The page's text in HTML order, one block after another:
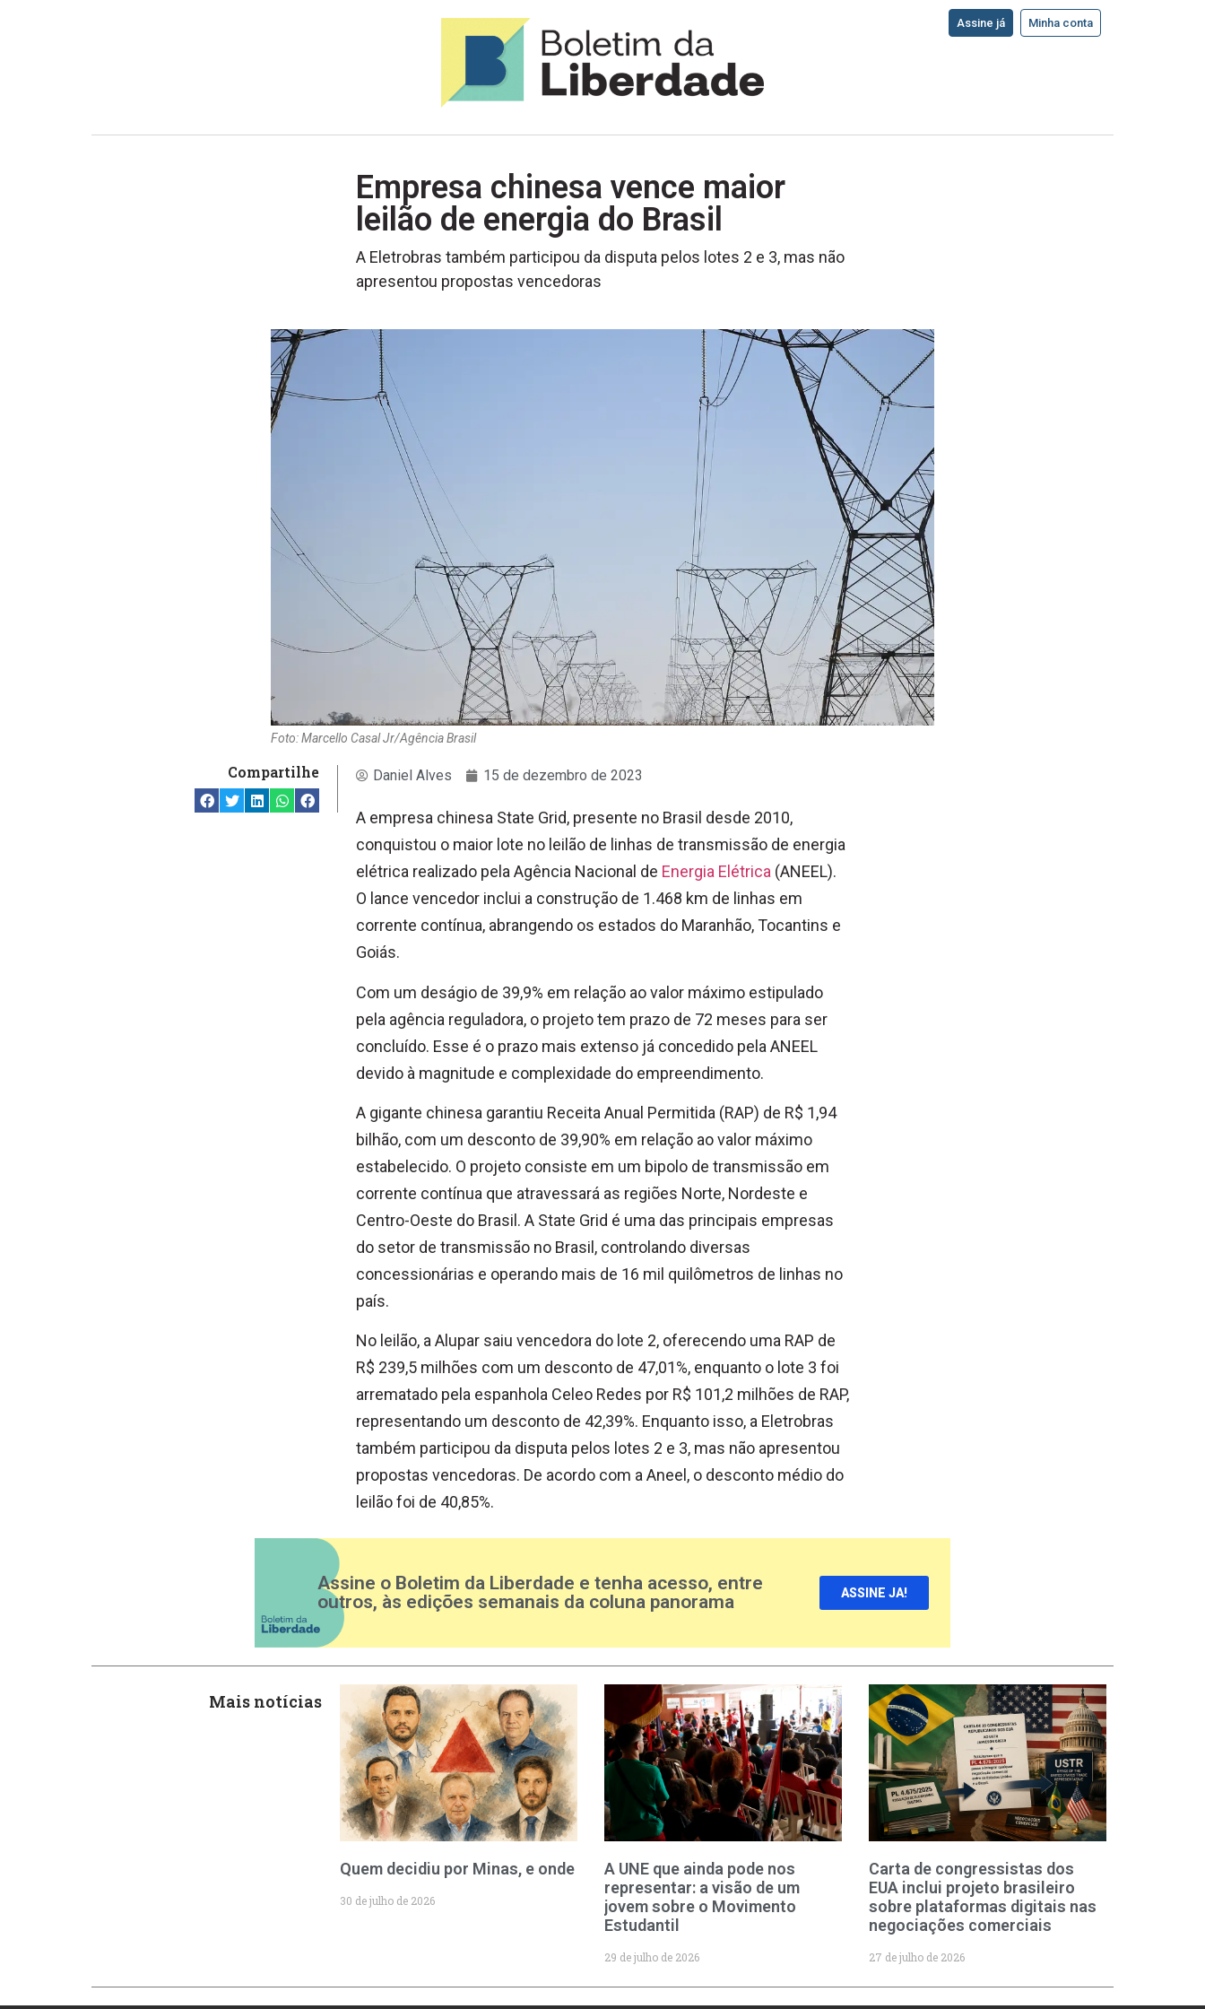
Assine já Minha conta
Empresa chinesa vence maior
leilão de energia do Brasil
A Eletrobras também participou da disputa pelos lotes 2 e 3, mas não
apresentou propostas vencedoras
Foto: Marcello Casal Jr/Agência Brasil
Compartilhe Daniel Alves 15 de dezembro de 2023
A empresa chinesa State Grid, presente no Brasil desde 2010,
conquistou o maior lote no leilão de linhas de transmissão de energia
elétrica realizado pela Agência Nacional de Energia Elétrica (ANEEL).
O lance vencedor inclui a construção de 1.468 km de linhas em
corrente contínua, abrangendo os estados do Maranhão, Tocantins e
Goiás.
Com um deságio de 39,9% em relação ao valor máximo estipulado
pela agência reguladora, o projeto tem prazo de 72 meses para ser
concluído. Esse é o prazo mais extenso já concedido pela ANEEL
devido à magnitude e complexidade do empreendimento.
A gigante chinesa garantiu Receita Anual Permitida (RAP) de R$ 1,94
bilhão, com um desconto de 39,90% em relação ao valor máximo
estabelecido. O projeto consiste em um bipolo de transmissão em
corrente contínua que atravessará as regiões Norte, Nordeste e
Centro-Oeste do Brasil. A State Grid é uma das principais empresas
do setor de transmissão no Brasil, controlando diversas
concessionárias e operando mais de 16 mil quilômetros de linhas no
país.
No leilão, a Alupar saiu vencedora do lote 2, oferecendo uma RAP de
R$ 239,5 milhões com um desconto de 47,01%, enquanto o lote 3 foi
arrematado pela espanhola Celeo Redes por R$ 101,2 milhões de RAP,
representando um desconto de 42,39%. Enquanto isso, a Eletrobras
também participou da disputa pelos lotes 2 e 3, mas não apresentou
propostas vencedoras. De acordo com a Aneel, o desconto médio do
leilão foi de 40,85%.
Assine o Boletim da Liberdade e tenha acesso, entre
outros, às edições semanais da coluna panorama
ASSINE JA!
Mais notícias
Quem decidiu por Minas, e onde
30 de julho de 2026
A UNE que ainda pode nos
representar: a visão de um
jovem sobre o Movimento
Estudantil
29 de julho de 2026
Carta de congressistas dos
EUA inclui projeto brasileiro
sobre plataformas digitais nas
negociações comerciais
27 de julho de 2026